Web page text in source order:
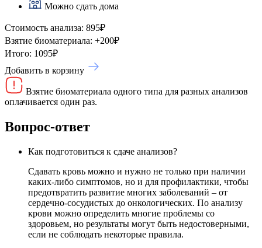
Можно сдать дома
Стоимость анализа: 895₽
Взятие биоматериала: +200₽
Итого: 1095₽
Добавить в корзину
Взятие биоматериала одного типа для разных анализов
оплачивается один раз.
Вопрос-ответ
Как подготовиться к сдаче анализов?
Сдавать кровь можно и нужно не только при наличии
каких-либо симптомов, но и для профилактики, чтобы
предотвратить развитие многих заболеваний – от
сердечно-сосудистых до онкологических. По анализу
крови можно определить многие проблемы со
здоровьем, но результаты могут быть недостоверными,
если не соблюдать некоторые правила.